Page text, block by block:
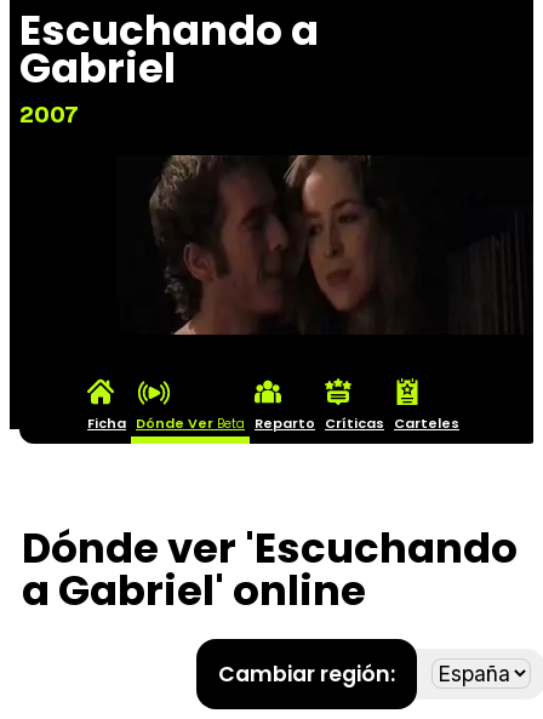
Escuchando a
Gabriel
2007
Ficha Dónde Ver Beta Reparto Críticas Carteles
Dónde ver 'Escuchando
a Gabriel' online
Cambiar región: